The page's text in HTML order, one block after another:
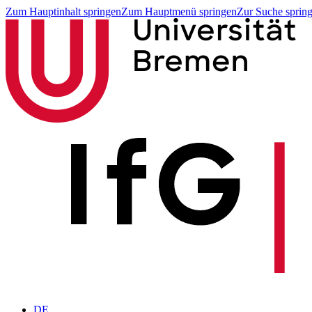
Zum Hauptinhalt springenZum Hauptmenü springenZur Suche
DE